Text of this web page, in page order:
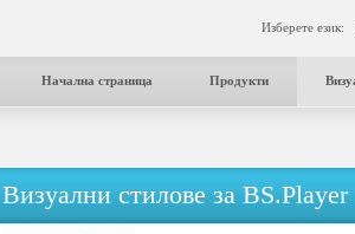
Изберете език:
Начална страница Продукти
Визуални стилове за BS.Player